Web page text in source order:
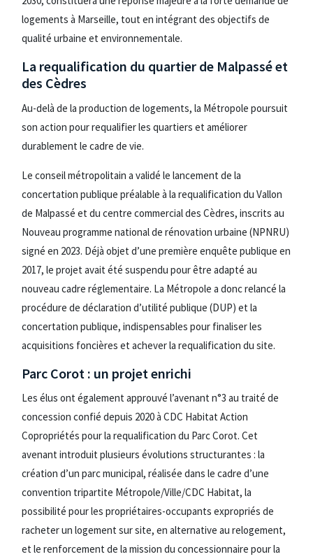
logements à Marseille, tout en intégrant des objectifs de
qualité urbaine et environnementale.
La requalification du quartier de Malpassé et
des Cèdres
Au-delà de la production de logements, la Métropole poursuit
son action pour requalifier les quartiers et améliorer
durablement le cadre de vie.
Le conseil métropolitain a validé le lancement de la
concertation publique préalable à la requalification du Vallon
de Malpassé et du centre commercial des Cèdres, inscrits au
Nouveau programme national de rénovation urbaine (NPNRU)
signé en 2023. Déjà objet d’une première enquête publique en
2017, le projet avait été suspendu pour être adapté au
nouveau cadre réglementaire. La Métropole a donc relancé la
procédure de déclaration d’utilité publique (DUP) et la
concertation publique, indispensables pour finaliser les
acquisitions foncières et achever la requalification du site.
Parc Corot : un projet enrichi
Les élus ont également approuvé l’avenant n°3 au traité de
concession confié depuis 2020 à CDC Habitat Action
Copropriétés pour la requalification du Parc Corot. Cet
avenant introduit plusieurs évolutions structurantes : la
création d’un parc municipal, réalisée dans le cadre d’une
convention tripartite Métropole/Ville/CDC Habitat, la
possibilité pour les propriétaires-occupants expropriés de
racheter un logement sur site, en alternative au relogement,
et le renforcement de la mission du concessionnaire pour la